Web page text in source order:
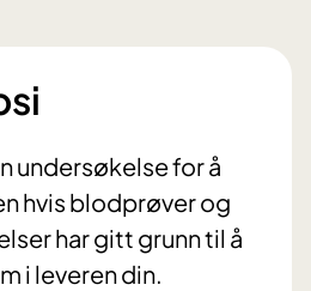
undersøkelse for å
hvis blodprøver og
har gitt grunn til å
i leveren din.